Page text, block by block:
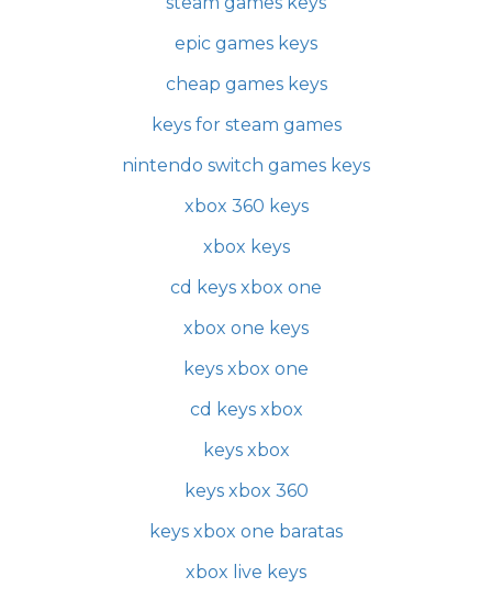
epic games keys
cheap games keys
keys for steam games
nintendo switch games keys
xbox 360 keys
xbox keys
cd keys xbox one
xbox one keys
keys xbox one
cd keys xbox
keys xbox
keys xbox 360
keys xbox one baratas
xbox live keys